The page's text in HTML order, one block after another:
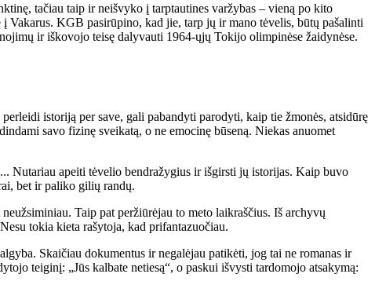
tačiau taip ir neišvyko į tarptautines varžybas – vieną po kito
Vakarus. KGB pasirūpino, kad jie, tarp jų ir mano tėvelis, būtų pašalinti
ir iškovojo teisę dalyvauti 1964-ųjų Tokijo olimpinėse žaidynėse.
istoriją per save, gali pabandyti parodyti, kaip tie žmonės, atsidūrę
savo fizinę sveikatą, o ne emocinę būseną. Niekas anuomet
Nutariau apeiti tėvelio bendražygius ir išgirsti jų istorijas. Kaip buvo
bet ir paliko gilių randų.
Taip pat peržiūrėjau to meto laikraščius. Iš archyvų
tokia kieta rašytoja, kad prifantazuočiau.
Skaičiau dokumentus ir negalėjau patikėti, jog tai ne romanas ir
teiginį: „Jūs kalbate netiesą“, o paskui išvysti tardomojo atsakymą: